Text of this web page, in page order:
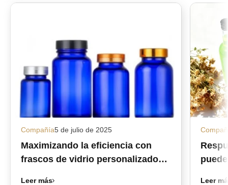
Compañía5 de julio de 2025
Maximizando la eficiencia con
frascos de vidrio personalizados
Leer más Leer